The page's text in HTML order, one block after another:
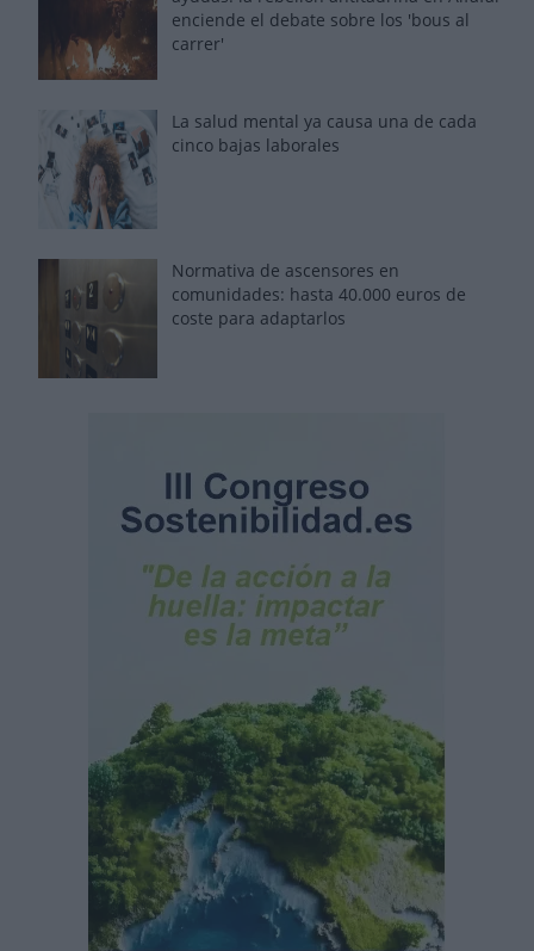
enciende el debate sobre los 'bous al
carrer'
La salud mental ya causa una de cada
cinco bajas laborales
Normativa de ascensores en
comunidades: hasta 40.000 euros de
coste para adaptarlos